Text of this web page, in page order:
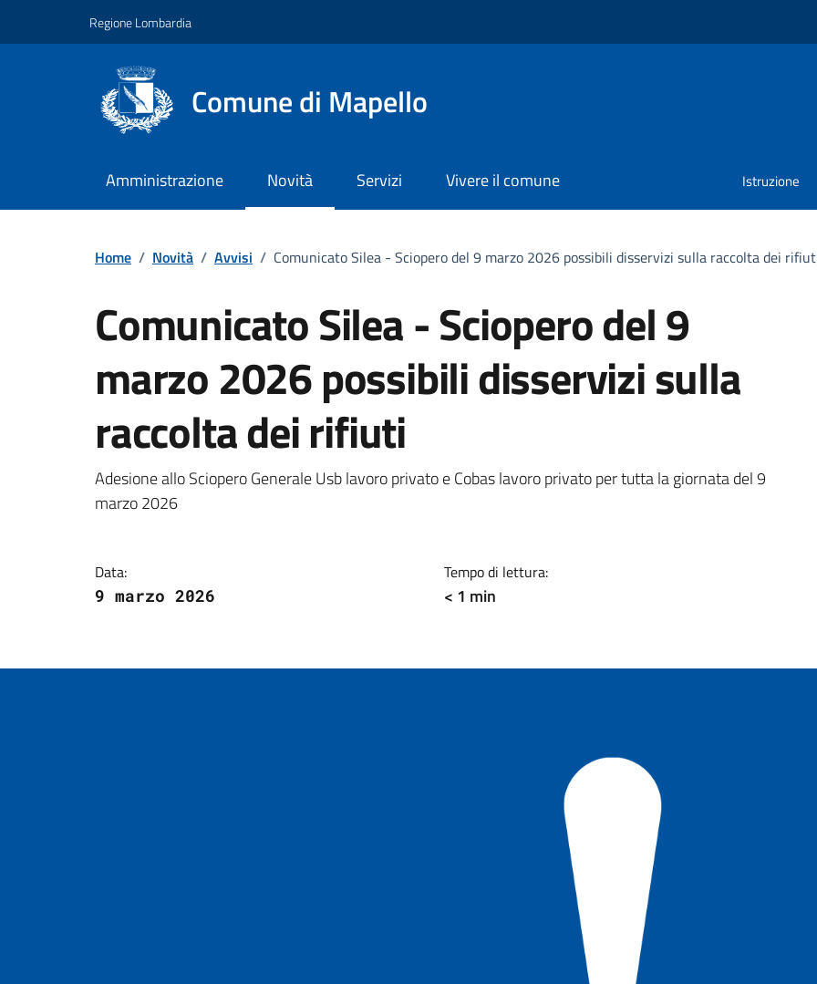
Regione Lombardia
Comune di Mapello
Amministrazione Novità Servizi Vivere il comune Istruzione
Home / Novità / Avvisi / Comunicato Silea - Sciopero del 9 marzo 2026 possibili disservizi sulla raccolta dei
Comunicato Silea - Sciopero del 9
marzo 2026 possibili disservizi sulla
raccolta dei rifiuti
Dettagli della notizia
Adesione allo Sciopero Generale Usb lavoro privato e Cobas lavoro privato per tutta la giornata del 9
marzo 2026
Data:
9 marzo 2026
Tempo di lettura:
< 1 min